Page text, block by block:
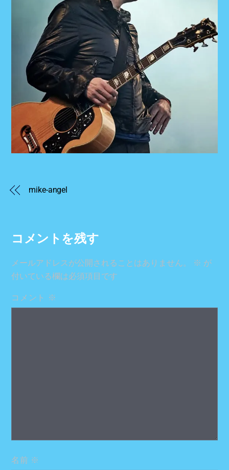
mike-angel
コメントを残す
メールアドレスが公開されることはありません。 ※ が
付いている欄は必須項目です
コメント ※
名前 ※